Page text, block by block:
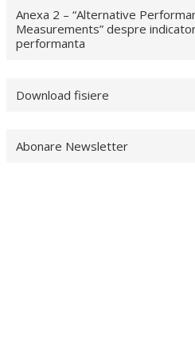
Anexa 2 – “Alternative
Measurements” despre
performanta
Download fisiere
Abonare Newsletter